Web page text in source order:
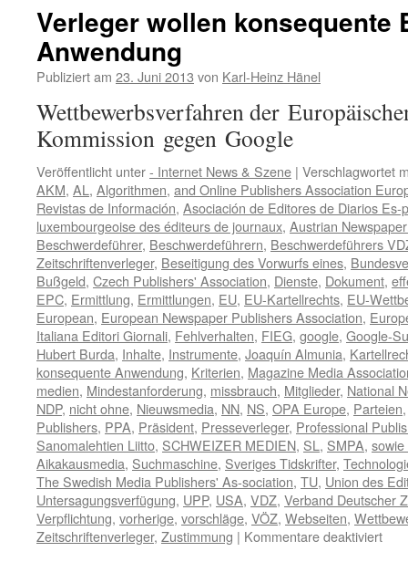
Verleger wollen konsequente
Anwendung
Publiziert am 23. Juni 2013 von Karl-Heinz Hänel
Wettbewerbsverfahren der
Kommission gegen Google
Veröffentlicht unter- Internet News & Szene | Verschlagwortet
AKM, AL , Algorithmen, and Online Publishers Association
Revistas de Información, Asociación de Editores de Diarios Es-
luxembourgeoise des éditeurs de journaux, Austrian
Beschwerdeführer, Beschwerdeführern, Beschwerdeführers
Zeitschriftenverleger, Beseitigung des Vorwurfs eines,
Bußgeld, Czech Publishers' Association, Dienste, Dokument,
EPC, Ermittlung, Ermittlungen, EU, EU-Kartellrechts, EU-
European, European Newspaper Publishers Association,
Italiana Editori Giornali, Fehlverhalten, FIEG, google, Google-
Hubert Burda, Inhalte, Instrumente, Joaquín Almunia,
konsequente Anwendung, Kriterien, Magazine Media
medien, Mindestanforderung, missbrauch, Mitglieder, National
NDP, nicht ohne, Nieuwsmedia, NN, NS, OPA Europe, Parteien
Publishers, PPA, Präsident, Presseverleger, Professional
Sanomalehtien Liitto, SCHWEIZER MEDIEN, SL , SMPA,
Aikakausmedia, Suchmaschine, Sveriges Tidskrifter,
The Swedish Media Publishers' As-sociation, TU, Union des
Untersagungsverfügung, UPP, USA, VDZ, Verband Deutscher
Verpflichtung, vorherige, vorschläge, VÖZ, Webseiten,
Zeitschriftenverleger, Zustimmung | Kommentare deaktiviertfür